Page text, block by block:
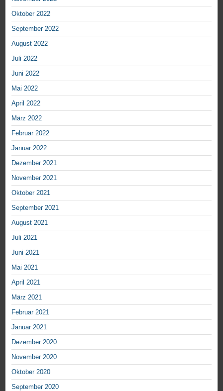
Oktober 2022
September 2022
August 2022
Juli 2022
Juni 2022
Mai 2022
April 2022
März 2022
Februar 2022
Januar 2022
Dezember 2021
November 2021
Oktober 2021
September 2021
August 2021
Juli 2021
Juni 2021
Mai 2021
April 2021
März 2021
Februar 2021
Januar 2021
Dezember 2020
November 2020
Oktober 2020
September 2020